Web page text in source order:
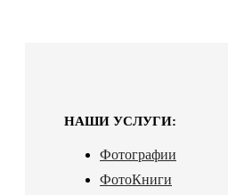
НАШИ УСЛУГИ:
Фотографии
ФотоКниги